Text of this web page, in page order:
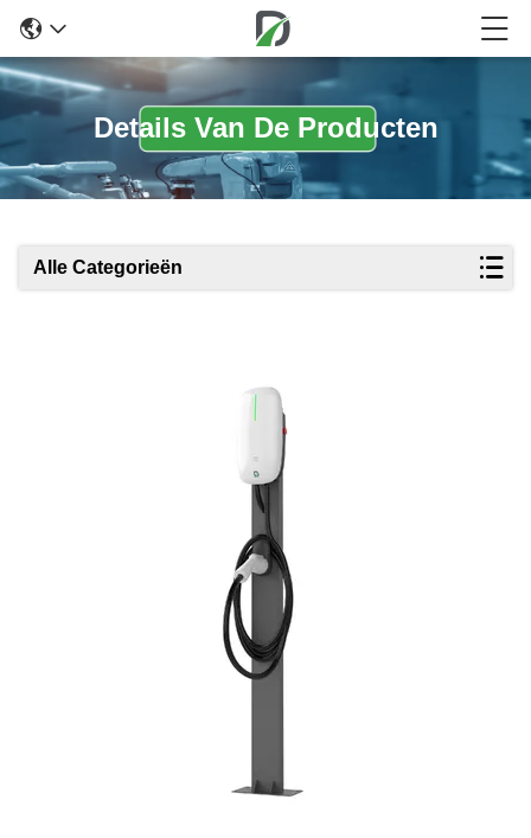
Details Van De Producten
Alle Categorieën